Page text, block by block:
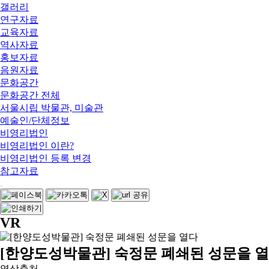
갤러리
연구자료
교육자료
역사자료
홍보자료
음원자료
문화공간
문화공간 전체
서울시립 박물관, 미술관
예술인/단체정보
비영리법인
비영리법인 이란?
비영리법인 등록 변경
참고자료
VR
[한양도성박물관] 숙정문 폐쇄된 성문을